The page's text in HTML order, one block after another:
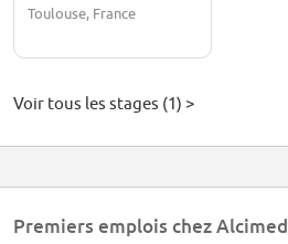
Toulouse, France
Voir tous les stages (1) >
Premiers emplois chez Alcimed